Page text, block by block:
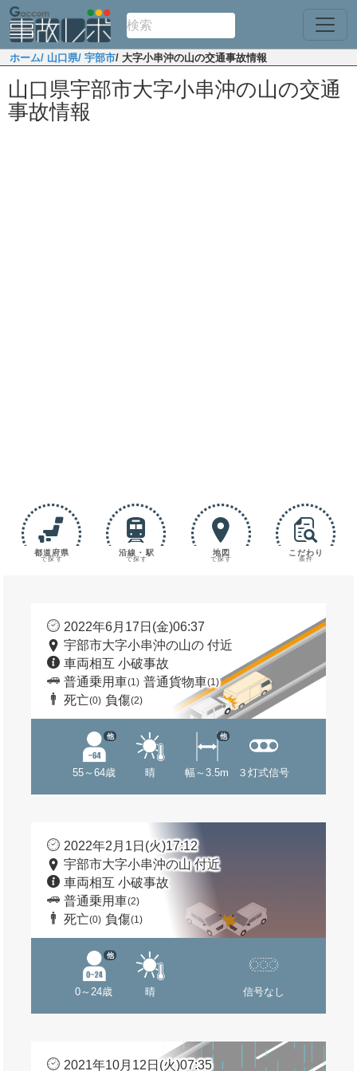
ホーム/ 山口県/ 宇部市/ 大字小串沖の山の交通事故情報
山口県宇部市大字小串沖の山の交通
事故情報
都道府県
で探す
沿線・駅
で探す
地図
で探す
こだわり
条件
2022年6月17日(金)06:37
宇部市大字小串沖の山の 付近
車両相互 小破事故
普通乗用車(1) 普通貨物車(1)
死亡(0) 負傷(2)
55～64歳
他
晴 幅～3.5m
他
３灯式信号
2022年2月1日(火)17:12
宇部市大字小串沖の山 付近
車両相互 小破事故
普通乗用車(2)
死亡(0) 負傷(1)
0～24歳
他
晴 信号なし
2021年10月12日(火)07:35